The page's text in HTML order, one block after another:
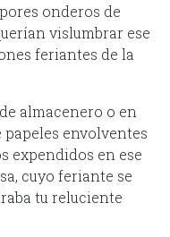
onderos de
vislumbrar ese
feriantes de la
almacenero o en
papeles envolventes
expendidos en ese
cuyo feriante se
tu reluciente